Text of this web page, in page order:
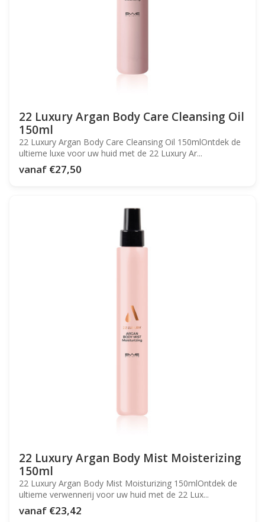
22 Luxury Argan Body Care Cleansing Oil
150ml
22 Luxury Argan Body Care Cleansing Oil 150mlOntdek de
ultieme luxe voor uw huid met de 22 Luxury Ar...
vanaf €27,50
22 Luxury Argan Body Mist Moisterizing
150ml
22 Luxury Argan Body Mist Moisturizing 150mlOntdek de
ultieme verwennerij voor uw huid met de 22 Lux...
vanaf €23,42